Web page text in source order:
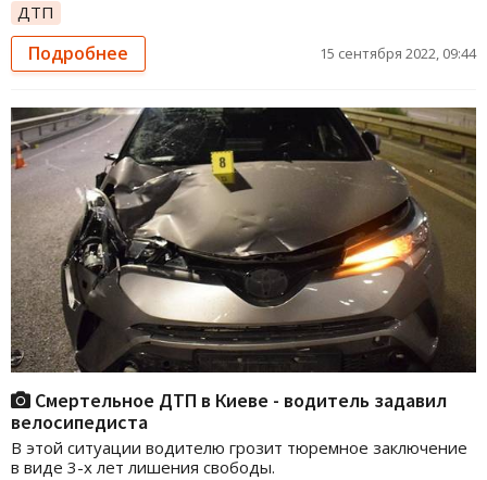
ДТП
Подробнее 15 сентября 2022, 09:44
Смертельное ДТП в Киеве - водитель задавил
велосипедиста
В этой ситуации водителю грозит тюремное заключение
в виде 3-х лет лишения свободы.